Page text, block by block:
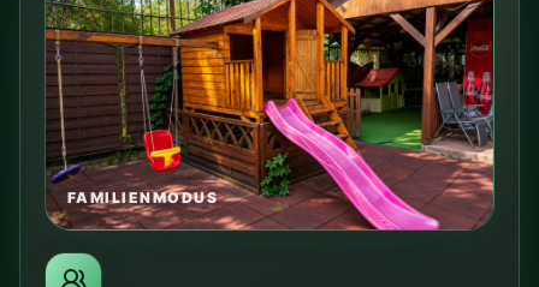
Betonplatten, 10A Strom, Hund 0 PLN, Google
Maps und Linie 18 ins Zentrum.
Camper 10A Strom Hund 0 PLN
Aufenthalt berechnen